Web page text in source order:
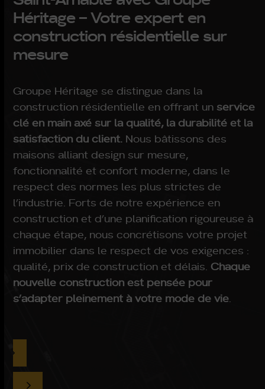
Héritage – Votre expert en
construction résidentielle sur
mesure
Groupe Héritage se distingue dans la
construction résidentielle en offrant un service
clé en main axé sur la qualité, la durabilité et la
satisfaction du client. Nous bâtissons des
maisons alliant design sur mesure,
fonctionnalité et confort moderne, dans le
respect des normes les plus strictes de
l’industrie. Forts de notre expérience en
construction et d’une planification rigoureuse à
chaque étape, nous concrétisons votre projet
immobilier dans le respect de vos exigences :
qualité, prix de construction et délais. Chaque
nouvelle construction est pensée pour
s’adapter pleinement à votre mode de vie.